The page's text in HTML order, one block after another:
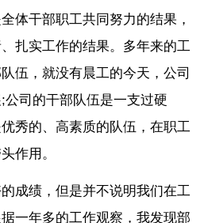
体干部职工共同努力的结果，
扎实工作的结果。多年来的工
伍，就没有晨工的今天，公司
司的干部队伍是一支过硬
秀的、高素质的队伍，在职工
作用。
成绩，但是并不说明我们在工
一年多的工作观察，我发现部